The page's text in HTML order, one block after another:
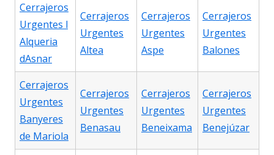
Cerrajeros
Urgentes l
Alqueria
dAsnar
Cerrajeros
Urgentes
Altea
Cerrajeros
Urgentes
Aspe
Cerrajeros
Urgentes
Balones
Cerrajeros
Urgentes
Banyeres
de Mariola
Cerrajeros
Urgentes
Benasau
Cerrajeros
Urgentes
Beneixama
Cerrajeros
Urgentes
Benejúzar